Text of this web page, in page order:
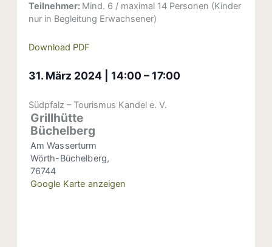
Teilnehmer: Mind. 6 / maximal 14 Personen (Kinder
nur in Begleitung Erwachsener)
Download PDF
31. März 2024 |14:00–17:00
Südpfalz – Tourismus Kandel e. V.
Grillhütte
Büchelberg
Am Wasserturm
Wörth-Büchelberg,
76744
Google Karte anzeigen